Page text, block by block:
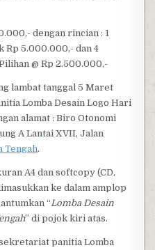
dengan rincian : 1
Rp 5.000.000,- dan 4
@ Rp 2.500.000,-
lambat tanggal 5 Maret
Lomba Desain Logo Hari
alamat : Biro Otonomi
A Lantai XVII, Jalan
Tengah.
A4 dan softcopy (CD,
ke dalam amplop
“Lomba Desain
” di pojok kiri atas.
panitia Lomba